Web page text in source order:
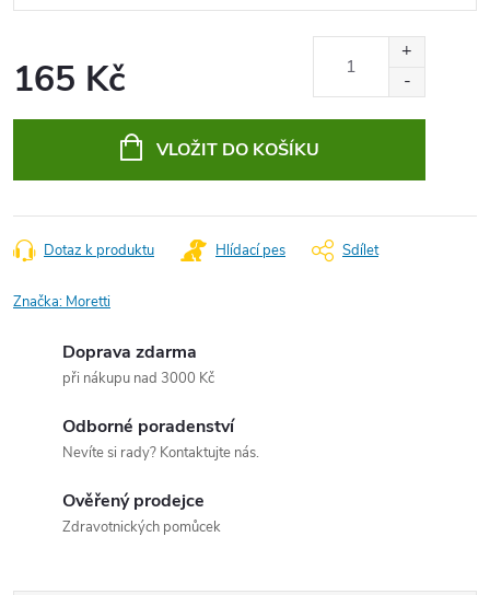
165 Kč
VLOŽIT DO KOŠÍKU
Dotaz k produktu Hlídací pes Sdílet
Značka: Moretti
Doprava zdarma
při nákupu nad 3000 Kč
Odborné poradenství
Nevíte si rady? Kontaktujte nás.
Ověřený prodejce
Zdravotnických pomůcek